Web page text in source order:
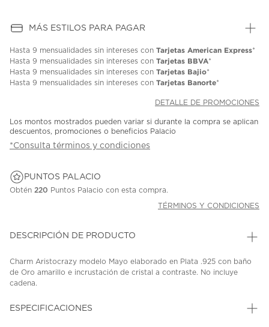
MÁS ESTILOS PARA PAGAR
Hasta 9 mensualidades sin intereses con Tarjetas American Express*
Hasta 9 mensualidades sin intereses con Tarjetas BBVA*
Hasta 9 mensualidades sin intereses con Tarjetas Bajio*
Hasta 9 mensualidades sin intereses con Tarjetas Banorte*
DETALLE DE PROMOCIONES
Los montos mostrados pueden variar si durante la compra se aplican
descuentos, promociones o beneficios Palacio
*Consulta términos y condiciones
PUNTOS PALACIO
Obtén 220 Puntos Palacio con esta compra.
TÉRMINOS Y CONDICIONES
DESCRIPCIÓN DE PRODUCTO
Charm Aristocrazy modelo Mayo elaborado en Plata .925 con baño
de Oro amarillo e incrustación de cristal a contraste. No incluye
cadena.
ESPECIFICACIONES